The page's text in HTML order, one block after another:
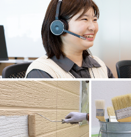
工事保険
雨漏り修繕